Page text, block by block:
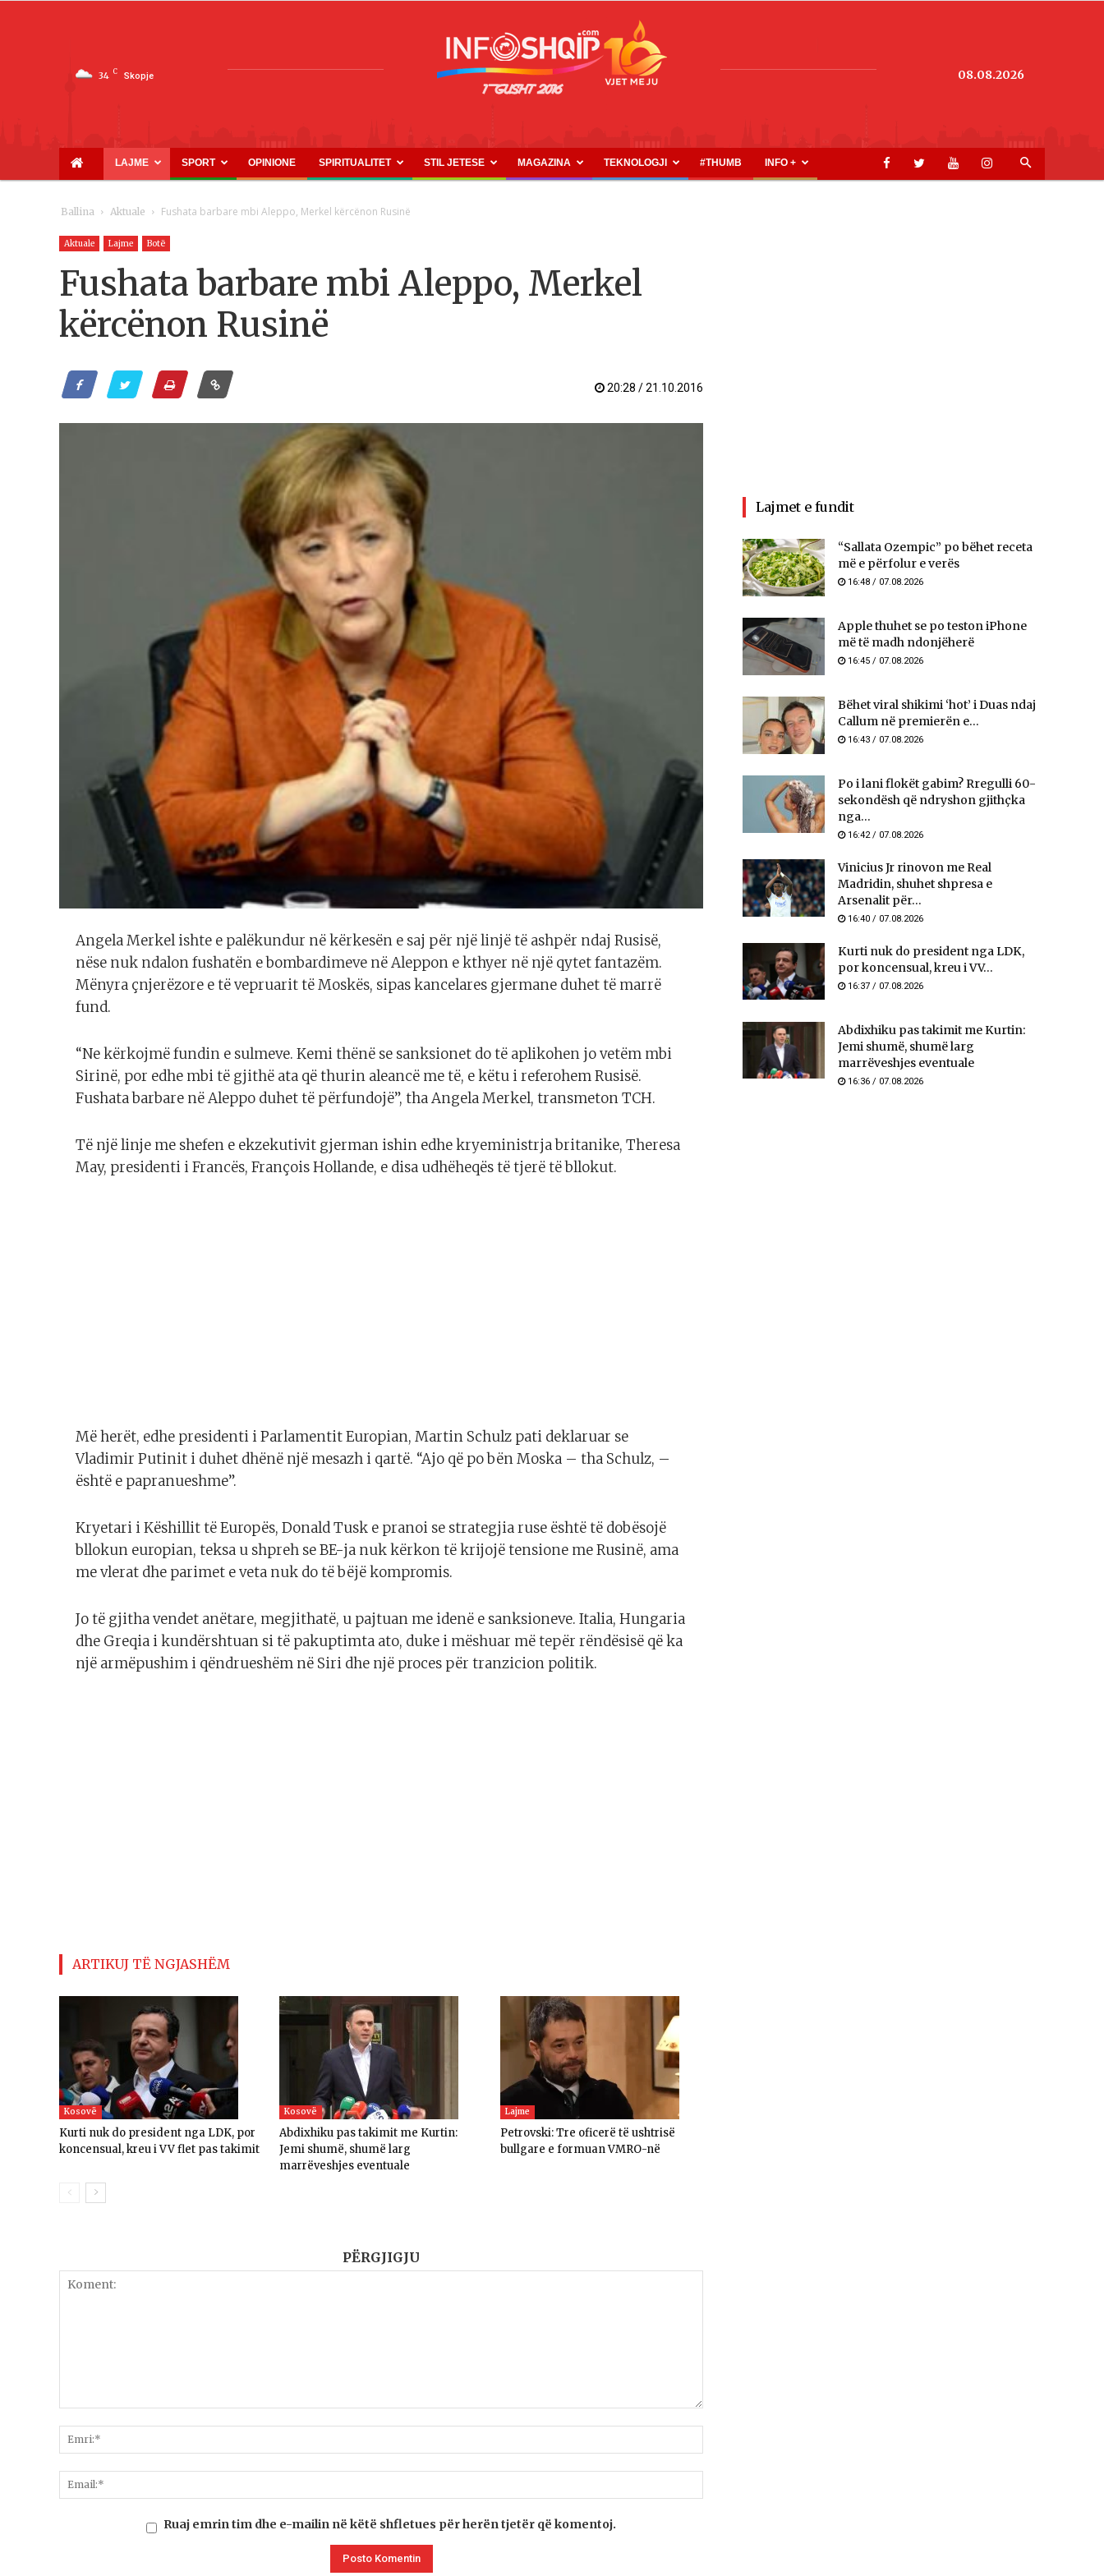
34 C Skopje
INFOSHQIP.COM
08.08.2026
LAJME SPORT OPINIONE SPIRITUALITET STIL JETESE MAGAZINA TEKNOLOGJI #THUMB INFO +
Ballina Aktuale Fushata barbare mbi Aleppo, Merkel kërcënon Rusinë
Aktuale Lajme Botë
Fushata barbare mbi Aleppo, Merkel
kërcënon Rusinë
20:28 / 21.10.2016
Angela Merkel ishte e palëkundur në kërkesën e saj për një linjë të ashpër ndaj Rusisë,
nëse nuk ndalon fushatën e bombardimeve në Aleppon e kthyer në një qytet fantazëm.
Mënyra çnjerëzore e të vepruarit të Moskës, sipas kancelares gjermane duhet të marrë
fund.
“Ne kërkojmë fundin e sulmeve. Kemi thënë se sanksionet do të aplikohen jo vetëm mbi
Sirinë, por edhe mbi të gjithë ata që thurin aleancë me të, e këtu i referohem Rusisë.
Fushata barbare në Aleppo duhet të përfundojë”, tha Angela Merkel, transmeton TCH.
Të një linje me shefen e ekzekutivit gjerman ishin edhe kryeministrja britanike, Theresa
May, presidenti i Francës, François Hollande, e disa udhëheqës të tjerë të bllokut.
Më herët, edhe presidenti i Parlamentit Europian, Martin Schulz pati deklaruar se
Vladimir Putinit i duhet dhënë një mesazh i qartë. “Ajo që po bën Moska – tha Schulz, –
është e papranueshme”.
Kryetari i Këshillit të Europës, Donald Tusk e pranoi se strategjia ruse është të dobësojë
bllokun europian, teksa u shpreh se BE-ja nuk kërkon të krijojë tensione me Rusinë, ama
me vlerat dhe parimet e veta nuk do të bëjë kompromis.
Jo të gjitha vendet anëtare, megjithatë, u pajtuan me idenë e sanksioneve. Italia, Hungaria
dhe Greqia i kundërshtuan si të pakuptimta ato, duke i mëshuar më tepër rëndësisë që ka
një armëpushim i qëndrueshëm në Siri dhe një proces për tranzicion politik.
ARTIKUJ TË NGJASHËM
Kosovë
Kurti nuk do president nga LDK, por
koncensual, kreu i VV flet pas takimit
Kosovë
Abdixhiku pas takimit me Kurtin:
Jemi shumë, shumë larg
marrëveshjes eventuale
Lajme
Petrovski: Tre oficerë të ushtrisë
bullgare e formuan VMRO-në
PËRGJIGJU
Ruaj emrin tim dhe e-mailin në këtë shfletues për herën tjetër që komentoj.
Lajmet e fundit
“Sallata Ozempic” po bëhet receta
më e përfolur e verës
16:48 / 07.08.2026
Apple thuhet se po teston iPhone
më të madh ndonjëherë
16:45 / 07.08.2026
Bëhet viral shikimi ‘hot’ i Duas ndaj
Callum në premierën e...
16:43 / 07.08.2026
Po i lani flokët gabim? Rregulli 60-
sekondësh që ndryshon gjithçka
nga...
16:42 / 07.08.2026
Vinicius Jr rinovon me Real
Madridin, shuhet shpresa e
Arsenalit për...
16:40 / 07.08.2026
Kurti nuk do president nga LDK,
por koncensual, kreu i VV...
16:37 / 07.08.2026
Abdixhiku pas takimit me Kurtin:
Jemi shumë, shumë larg
marrëveshjes eventuale
16:36 / 07.08.2026